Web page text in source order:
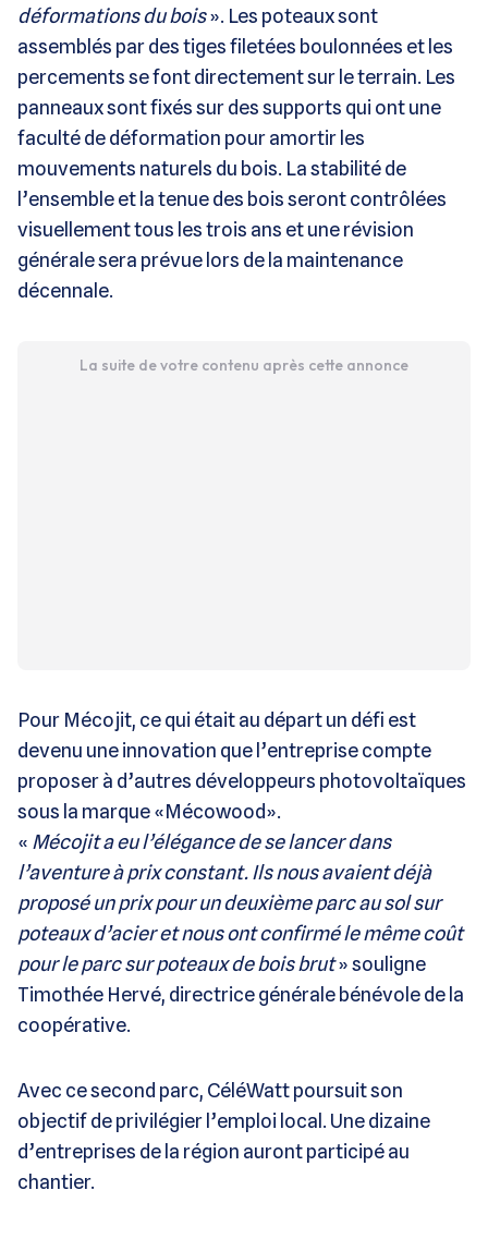
déformations du bois». Les poteaux sont
assemblés par des tiges filetées boulonnées et les
percements se font directement sur le terrain. Les
panneaux sont fixés sur des supports qui ont une
faculté de déformation pour amortir les
mouvements naturels du bois. La stabilité de
l’ensemble et la tenue des bois seront contrôlées
visuellement tous les trois ans et une révision
générale sera prévue lors de la maintenance
décennale.
La suite de votre contenu après cette annonce
Pour Mécojit, ce qui était au départ un défi est
devenu une innovation que l’entreprise compte
proposer à d’autres développeurs photovoltaïques
sous la marque «Mécowood».
« Mécojit a eu l’élégance de se lancer dans
l’aventure à prix constant. Ils nous avaient déjà
proposé un prix pour un deuxième parc au sol sur
poteaux d’acier et nous ont confirmé le même coût
pour le parc sur poteaux de bois brut» souligne
Timothée Hervé, directrice générale bénévole de la
coopérative.
Avec ce second parc, CéléWatt poursuit son
objectif de privilégier l’emploi local. Une dizaine
d’entreprises de la région auront participé au
chantier.